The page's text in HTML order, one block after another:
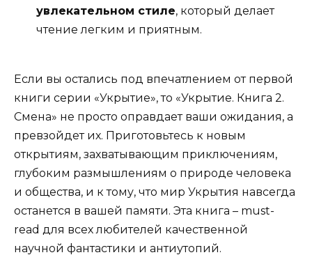
увлекательном стиле, который делает
чтение легким и приятным.
Если вы остались под впечатлением от первой
книги серии «Укрытие», то «Укрытие. Книга 2.
Смена» не просто оправдает ваши ожидания, а
превзойдет их. Приготовьтесь к новым
открытиям, захватывающим приключениям,
глубоким размышлениям о природе человека
и общества, и к тому, что мир Укрытия навсегда
останется в вашей памяти. Эта книга – must-
read для всех любителей качественной
научной фантастики и антиутопий.